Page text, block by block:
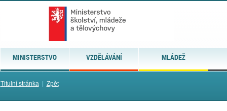
MINISTERSTVO VZDĚLÁVÁNÍ MLÁDEŽ
Titulní stránka| Zpět